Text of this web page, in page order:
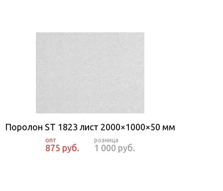
Поролон ST 1823 лист 2000×1000×50 мм
875 руб. 1 000 руб.